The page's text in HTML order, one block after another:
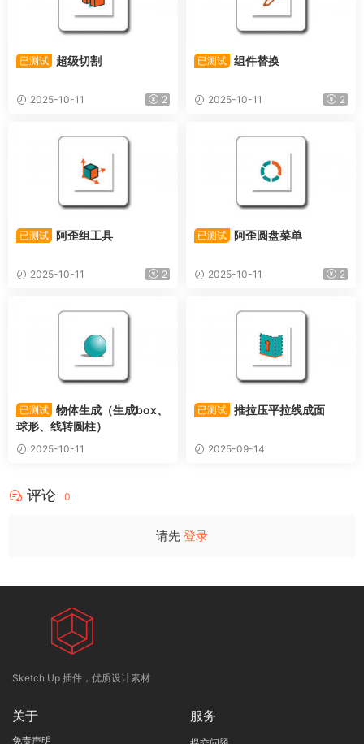
已测试 超级切割
2025-10-11 2
已测试 组件替换
2025-10-11 2
已测试 阿歪组工具
2025-10-11 2
已测试 阿歪圆盘菜单
2025-10-11 2
已测试 物体生成（生成box、
球形、线转圆柱）
2025-10-11
已测试 推拉压平拉线成面
2025-09-14
评论 0
请先 登录
Sketch Up 插件，优质设计素材
关于
免责声明
服务